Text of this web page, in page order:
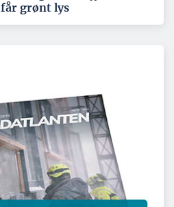
får grønt lys